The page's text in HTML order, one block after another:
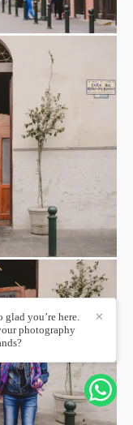
✕
glad you’re here.
photography